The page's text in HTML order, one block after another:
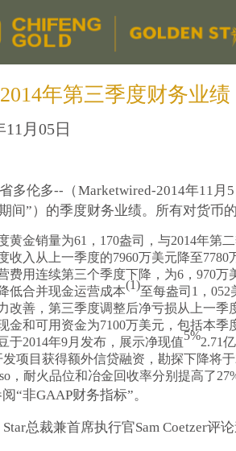
年第三季度财务业绩
11月05日
多伦多--（Marketwired-2014年11月
间”）的季度财务业绩。所有对货币
黄金销量为61，170盎司，与2014年第
收入从上一季度的7960万美元降至
费用连续第三个季度下降，为6，970万
低合并现金运营成本(1)至每盎司1，052
改善，第三季度调整后净亏损从上一季
金和可用资金为7100万美元，包括本季
于2014年9月发布，展示净现值5%2.71
发项目获得额外信贷融资，勘探下降将
，耐火品位和冶金回收率分别提高了
“非GAAP财务指标”。
总裁兼首席执行官Sam Coetzer评论